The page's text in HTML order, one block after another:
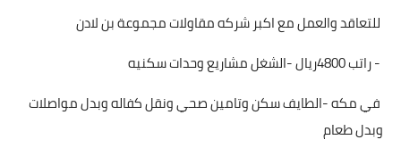
للتعاقد والعمل مع اكبر شركه مقاولات مجموعة بن لادن
- راتب 4800ريال -الشغل مشاريع وحدات سكنيه
في مكه -الطايف سكن وتامين صحي ونقل كفاله وبدل مواصلات
وبدل طعام